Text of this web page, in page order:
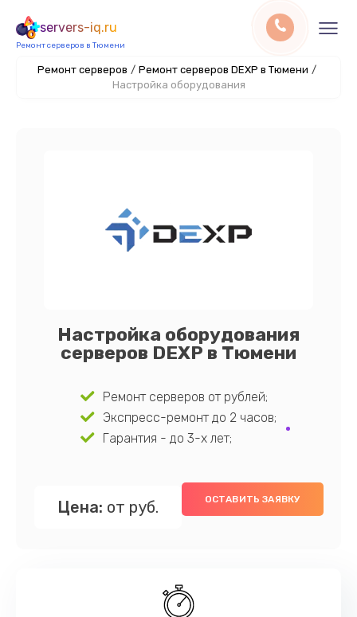
servers-iq.ru
Ремонт серверов в Тюмени
Ремонт серверов / Ремонт серверов DEXP в Тюмени /
Настройка оборудования
Настройка оборудования
серверов DEXP в Тюмени
Ремонт серверов от рублей;
Экспресс-ремонт до 2 часов;
Гарантия - до 3-х лет;
Цена: от руб. ОСТАВИТЬ ЗАЯВКУ